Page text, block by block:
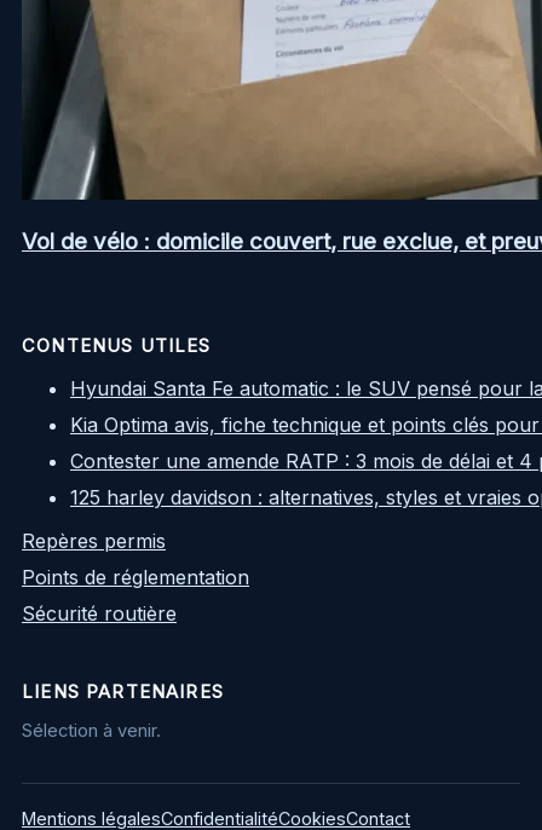
Vol de vélo : domicile couvert, rue exclue, et
CONTENUS UTILES
Hyundai Santa Fe automatic : le SUV pensé pour
Kia Optima avis, fiche technique et points clés
Contester une amende RATP : 3 mois de délai et
125 harley davidson : alternatives, styles et vraies
Repères permis
Points de réglementation
Sécurité routière
LIENS PARTENAIRES
Sélection à venir.
Mentions légalesConfidentialitéCookiesContact